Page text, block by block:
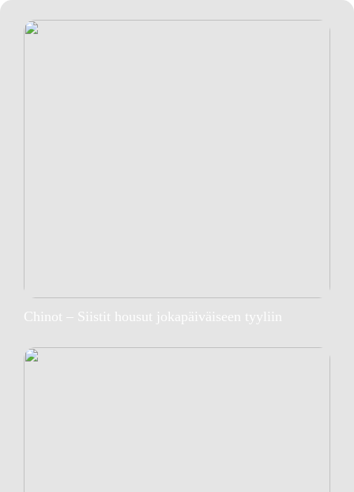
Chinot – Siistit housut jokapäiväiseen tyyliin